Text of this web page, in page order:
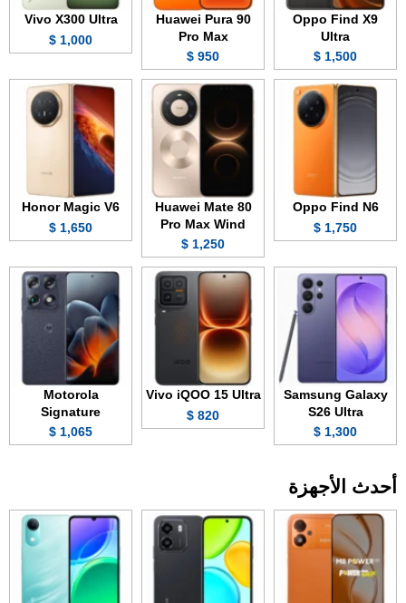
Oppo Find X9
Ultra
1,500 $
Huawei Pura 90
Pro Max
950 $
Vivo X300 Ultra
1,000 $
Oppo Find N6
1,750 $
Huawei Mate 80
Pro Max Wind
1,250 $
Honor Magic V6
1,650 $
Samsung Galaxy
S26 Ultra
1,300 $
Vivo iQOO 15 Ultra
820 $
Motorola
Signature
1,065 $
أحدث الأجهزة